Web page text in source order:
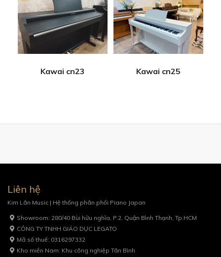
Kawai cn23 Kawai cn25
Liên hệ
Kim Lân Music | Hệ thống phân phối Piano Japan
Showroom: 280/40 Bùi hữu nghĩa, P.2, Quận Bình Thạnh, Tp.HCM
CÔNG TY TNHH GIÁO DỤC LEGATO
Mã số thuế: 0316297332
Kho miền Nam: Khu công nghiệp Tân Bình